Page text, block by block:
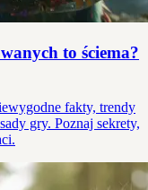
to ściema?
fakty, trendy
gry. Poznaj sekrety,